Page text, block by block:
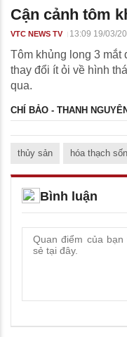
Cận cảnh tôm
VTC NEWS TV 13:09 19/03/
Tôm khủng long 3
thay đổi ít ỏi về hình
qua.
CHÍ BẢO - THANH NGUYÊN
thủy sản hóa thạch
Bình luận